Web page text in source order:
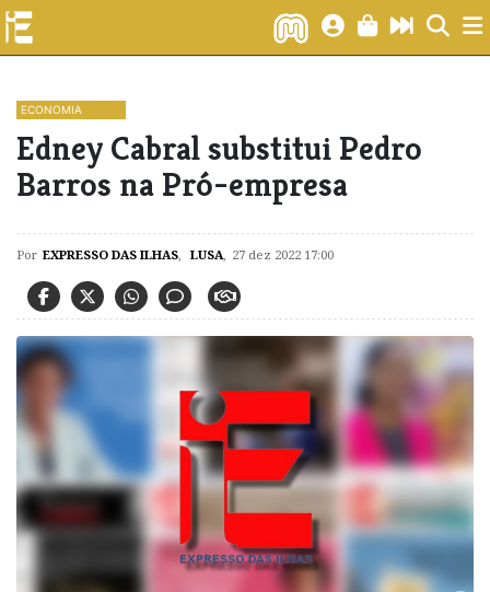
ECONOMIA
Edney Cabral substitui Pedro
Barros na Pró-empresa
Por EXPRESSO DAS ILHAS, LUSA, 27 dez 2022 17:00